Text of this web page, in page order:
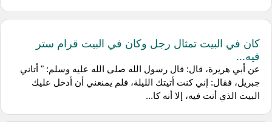
كان في البيت تمثال رجل وكان في البيت قرام ستر
فيه...
عن أبي هريرة، قال: قال رسول الله صلى الله عليه وسلم: " أتاني
جبريل، فقال: إني كنت أتيتك الليلة، فلم يمنعني أن أدخل عليك
البيت الذي أنت فيه، إلا أنه كا...